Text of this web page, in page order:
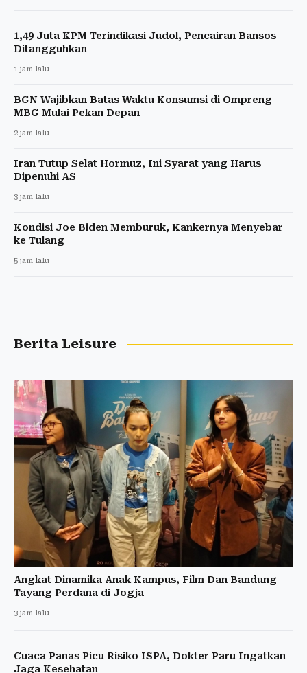
1,49 Juta KPM Terindikasi Judol, Pencairan Bansos
Ditangguhkan
1 jam lalu
BGN Wajibkan Batas Waktu Konsumsi di Ompreng
MBG Mulai Pekan Depan
2 jam lalu
Iran Tutup Selat Hormuz, Ini Syarat yang Harus
Dipenuhi AS
3 jam lalu
Kondisi Joe Biden Memburuk, Kankernya Menyebar
ke Tulang
5 jam lalu
Berita Leisure
Angkat Dinamika Anak Kampus, Film Dan Bandung
Tayang Perdana di Jogja
3 jam lalu
Cuaca Panas Picu Risiko ISPA, Dokter Paru Ingatkan
Jaga Kesehatan